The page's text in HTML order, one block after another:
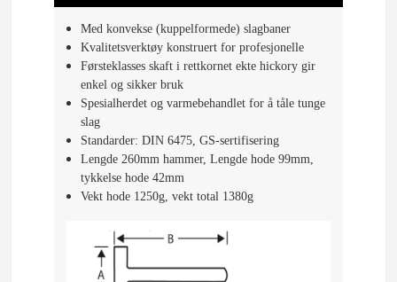
Med konvekse (kuppelformede) slagbaner
Kvalitetsverktøy konstruert for profesjonelle
Førsteklasses skaft i rettkornet ekte hickory gir
enkel og sikker bruk
Spesialherdet og varmebehandlet for å tåle tunge
slag
Standarder: DIN 6475, GS-sertifisering
Lengde 260mm hammer, Lengde hode 99mm,
tykkelse hode 42mm
Vekt hode 1250g, vekt total 1380g